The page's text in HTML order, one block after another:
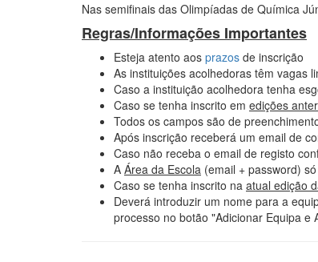
Nas semifinais das Olimpíadas de Química
Regras/Informações Importantes
Esteja atento aos prazos de inscrição
As instituições acolhedoras têm vagas
Caso a instituição acolhedora tenha
Caso se tenha inscrito em edições
Todos os campos são de
Após inscrição receberá um email de
Caso não receba o email de registo
A Área da Escola (email + password)
Caso se tenha inscrito na atual edição
Deverá introduzir um nome para a
processo no botão "Adicionar Equipa e